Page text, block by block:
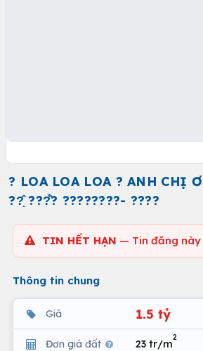
? LOA LOA LOA ? ANH CHỊ
??̣̂ ???̂̉? ????????- ????
TIN HẾT HẠN — Tin đăng này
Thông tin chung
Giá 1.5 tỷ
Đơn giá đất 23 tr/m
2